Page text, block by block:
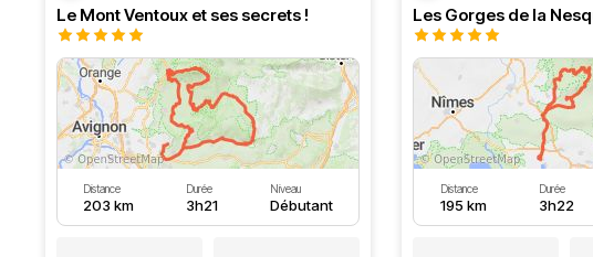
Le Mont Ventoux et ses secrets !
Distance
203 km
Durée
3h21
Niveau
Débutant
Les Gorges de la
Distance
195 km
Durée
3h22